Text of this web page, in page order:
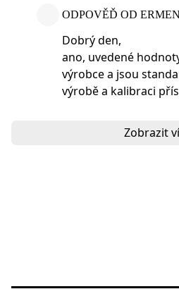
ODPOVĚĎ OD
Dobrý den,
ano, uvedené
výrobce a jsou
výrobě a kalibraci
Zobrazit